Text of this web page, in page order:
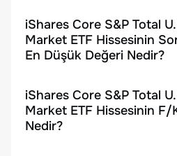
iShares Core S&P Total
Market ETF Hissesinin
En Düşük Değeri Nedir?
iShares Core S&P Total
Market ETF Hissesinin F/
Nedir?